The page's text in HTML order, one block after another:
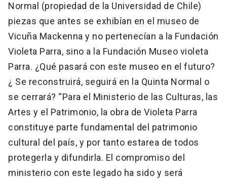
Normal (propiedad de la Universidad de Chile)
piezas que antes se exhibían en el museo de
Vicuña Mackenna y no pertenecían a la Fundación
Violeta Parra, sino a la Fundación Museo violeta
Parra. ¿Qué pasará con este museo en el futuro?
¿ Se reconstruirá, seguirá en la Quinta Normal o
se cerrará? “Para el Ministerio de las Culturas, las
Artes y el Patrimonio, la obra de Violeta Parra
constituye parte fundamental del patrimonio
cultural del país, y por tanto estarea de todos
protegerla y difundirla. El compromiso del
ministerio con este legado ha sido y será